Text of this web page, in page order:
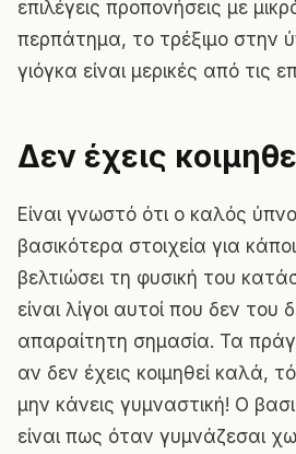
επιλέγεις προπονήσεις με
περπάτημα, το τρέξιμο στην
γιόγκα είναι μερικές από τις
Δεν έχεις
Είναι γνωστό ότι ο καλός
βασικότερα στοιχεία για
βελτιώσει τη φυσική του
είναι λίγοι αυτοί που δεν του
απαραίτητη σημασία. Τα
αν δεν έχεις κοιμηθεί καλά,
μην κάνεις γυμναστική! Ο
είναι πως όταν γυμνάζεσαι